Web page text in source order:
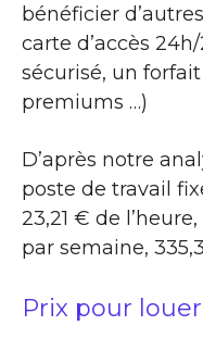
bénéficier
carte d’accès
sécurisé, un
premiums …)
D’après notre
poste de travail
23,21 € de
par semaine,
Prix pour